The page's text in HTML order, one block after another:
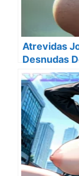
Atrevidas
Desnudas